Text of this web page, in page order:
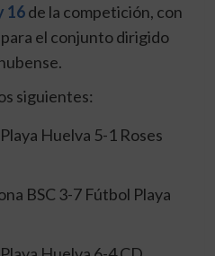
16de la competición, con
el conjunto dirigido
siguientes:
Huelva 5-1 Roses
BSC 3-7 Fútbol Playa